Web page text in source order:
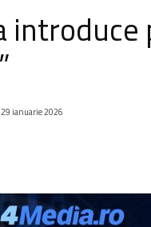
29 ianuarie 2026